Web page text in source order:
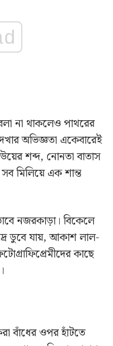
না থাকলেও পাথরের
অভিজ্ঞতা একেবারেই
শব্দ, নোনতা বাতাস
মিলিয়ে এক শান্ত
নজরকাড়া। বিকেলে
ডুবে যায়, আকাশ লাল-
কাছে
বাঁধের ওপর হাঁটতে